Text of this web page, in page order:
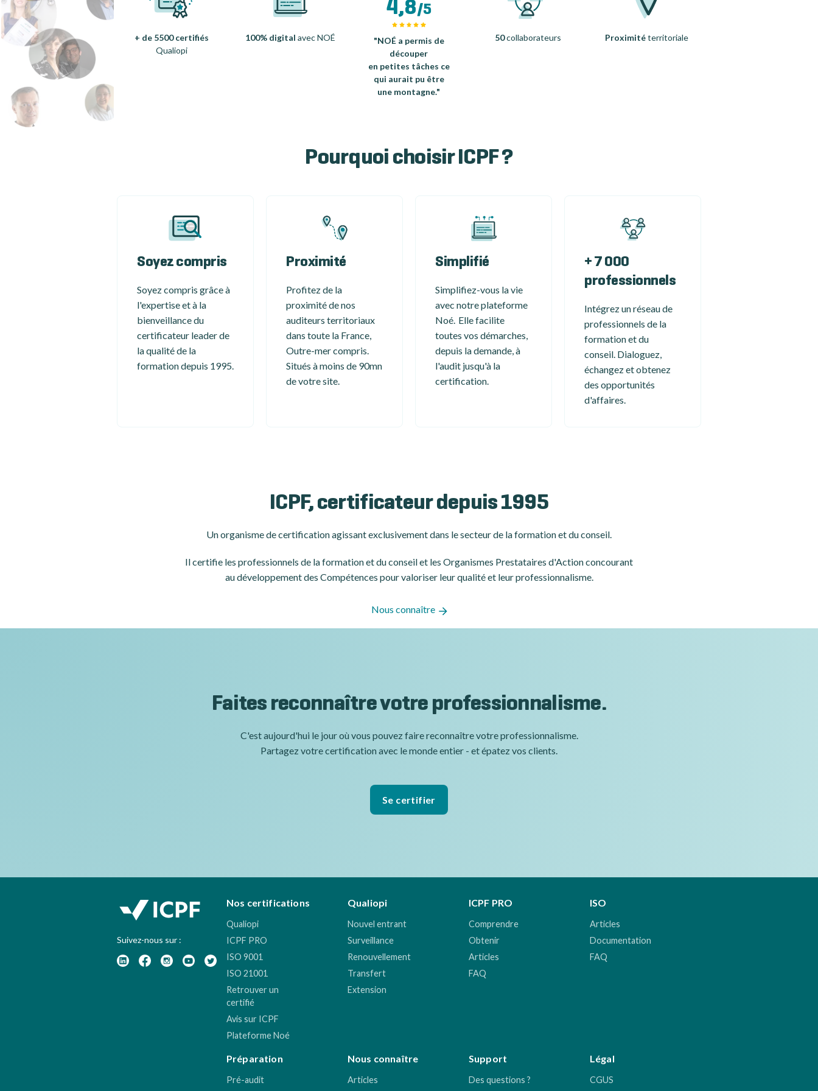
+ de 5500 certifiés
Qualiopi
100% digital avec NOÉ
4,8/5
"NOÉ a permis de
découper
en petites tâches ce
qui aurait pu être
une montagne."
50collaborateurs Proximitéterritoriale
Pourquoi choisir ICPF ?
Soyez compris
Soyez compris grâce à
l'expertise et à la
bienveillance du
certificateur leader de
la qualité de la
formation depuis 1995.
Proximité
Profitez de la
proximité de nos
auditeurs territoriaux
dans toute la France,
Outre-mer compris.
Situés à moins de 90mn
de votre site.
Simplifié
Simplifiez-vous la vie
avec notre plateforme
Noé. Elle facilite
toutes vos démarches,
depuis la demande, à
l'audit jusqu'à la
certification.
+ 7 000
professionnels
Intégrez un réseau de
professionnels de la
formation et du
conseil. Dialoguez,
échangez et obtenez
des opportunités
d'affaires.
ICPF, certificateur depuis 1995
Un organisme de certificationagissant exclusivement dans le secteur de la formation et du conseil.
Il certifie les professionnels de la formation et du conseil et les Organismes Prestataires d'Action concourant
au développement des Compétences pour valoriser leur qualité et leur professionnalisme.
Nous connaître
Faites reconnaître votre professionnalisme.
C'est aujourd'hui le jour où vous pouvez faire reconnaître votre professionnalisme.
Partagez votre certification avec le monde entier - et épatez vos clients.
Se certifier
Suivez-nous sur :
Nos certifications
Qualiopi
ICPF PRO
ISO 9001
ISO 21001
Retrouver un
certifié
Avis sur ICPF
Plateforme Noé
Qualiopi
Nouvel entrant
Surveillance
Renouvellement
Transfert
Extension
ICPF PRO
Comprendre
Obtenir
Articles
FAQ
ISO
Articles
Documentation
FAQ
Préparation
Pré-audit
Nous connaître
Articles
Support
Des questions ?
Légal
CGUS